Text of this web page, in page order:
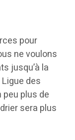
pour
ne voulons
jusqu’à la
des
plus de
sera plus